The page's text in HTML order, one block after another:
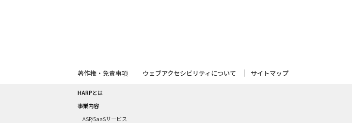
著作権・免責事項 ウェブアクセシビリティについて サイトマップ
サ
イ
ト
HARPとは
事業内容
ASP/SaaSサービス